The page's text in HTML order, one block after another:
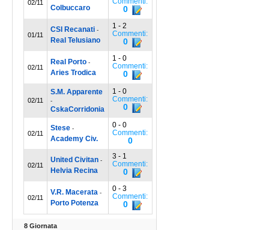
02/11
Colbuccaro 0
01/11
CSI Recanati-
Real Telusiano
1 - 2
Commenti:
0
02/11
Real Porto-
Aries Trodica
1 - 0
Commenti:
0
02/11
S.M. Apparente
-
CskaCorridonia
1 - 0
Commenti:
0
02/11
Stese-
Academy Civ.
0 - 0
Commenti:
0
02/11
United Civitan-
Helvia Recina
3 - 1
Commenti:
0
02/11
V.R. Macerata -
Porto Potenza
0 - 3
Commenti:
0
8 Giornata